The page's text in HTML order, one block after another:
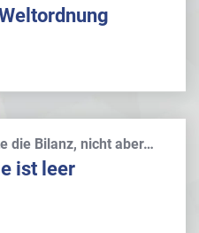
die Bilanz, nicht aber…
ist leer